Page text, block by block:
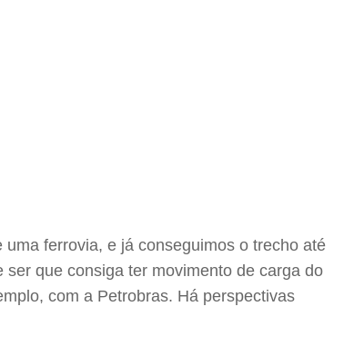
ferrovia, e já conseguimos o trecho até
que consiga ter movimento de carga do
com a Petrobras. Há perspectivas